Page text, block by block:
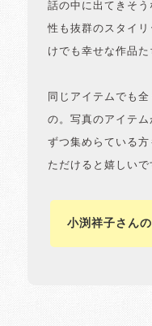
話の中に出てきそ
性も抜群のスタイ
けでも幸せな作品た
同じアイテムでも
の。写真のアイテ
ずつ集めらている
ただけると嬉しいで
小渕祥子さん